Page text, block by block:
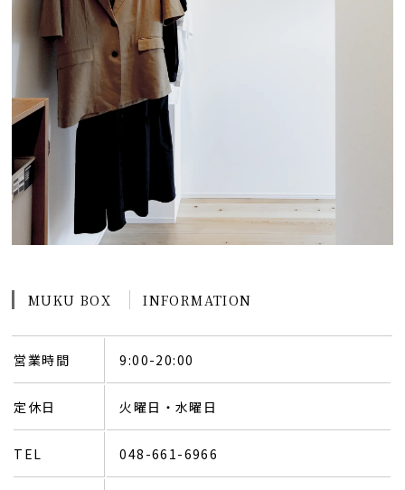
MUKU BOX INFORMATION
営業時間 9:00-20:00
定休日 火曜日・水曜日
TEL 048-661-6966